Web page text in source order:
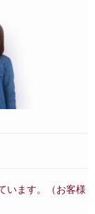
います。（お客様